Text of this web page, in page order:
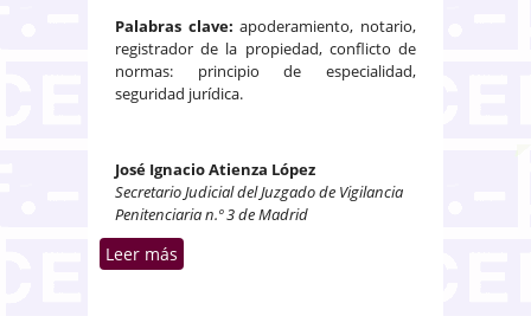
Palabras clave:apoderamiento, notario,
registrador de la propiedad, conflicto de
normas: principio de especialidad,
seguridad jurídica.
José Ignacio Atienza López
Secretario Judicial del Juzgado de Vigilancia
Penitenciaria n.º 3 de Madrid
Leer más